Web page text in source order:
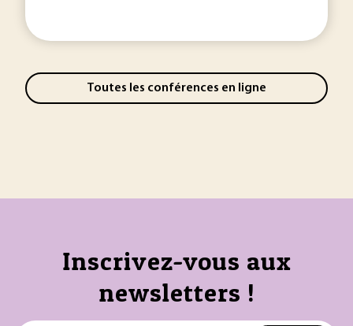
Toutes les conférences en ligne
Inscrivez-vous aux
newsletters !